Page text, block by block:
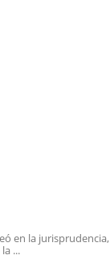
en la jurisprudencia,
...